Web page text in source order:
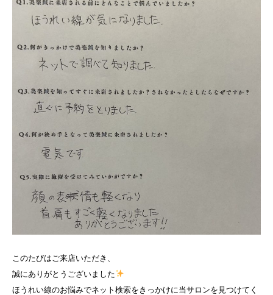
このたびはご来店いただき、
誠にありがとうございました
ほうれい線のお悩みでネット検索をきっかけに当サロンを見つけてく